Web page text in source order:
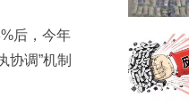
后，今年
调”机制